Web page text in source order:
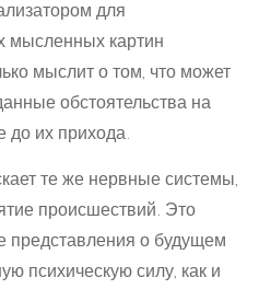
для
мысленных картин
мыслит о том, что может
обстоятельства на
до их прихода.
те же нервные системы,
происшествий. Это
представления о будущем
психическую силу, как и